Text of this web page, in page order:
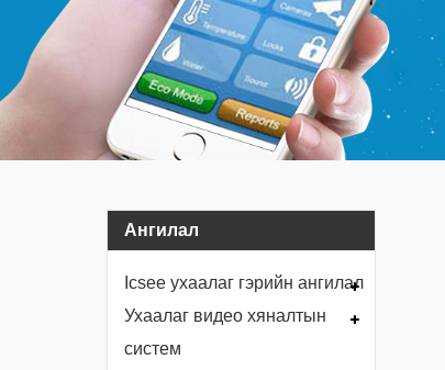
Ангилал
Icsee ухаалаг гэрийн ангилал
Ухаалаг видео хяналтын
систем